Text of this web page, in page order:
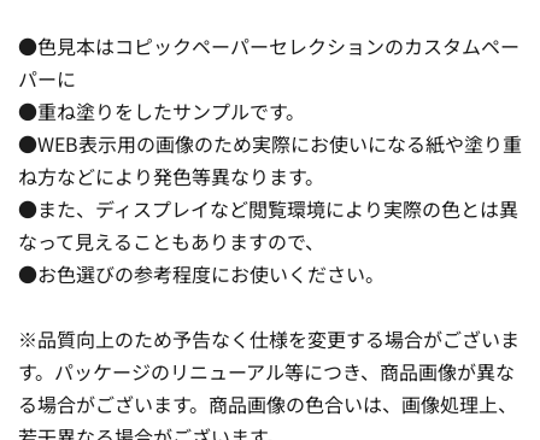
●色見本はコピックペーパーセレクションのカスタムペー
パーに
●重ね塗りをしたサンプルです。
●WEB表示用の画像のため実際にお使いになる紙や塗り重
ね方などにより発色等異なります。
●また、ディスプレイなど閲覧環境により実際の色とは異
なって見えることもありますので、
●お色選びの参考程度にお使いください。
※品質向上のため予告なく仕様を変更する場合がございま
す。パッケージのリニューアル等につき、商品画像が異な
る場合がございます。商品画像の色合いは、画像処理上、